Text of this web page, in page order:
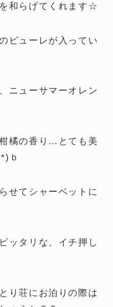
和らげてくれます☆
ピューレが入ってい
ニューサマーオレン
橘の香り…とても美
ｂ
せてシャーベットに
ッタリな、イチ押し
り荘にお泊りの際は